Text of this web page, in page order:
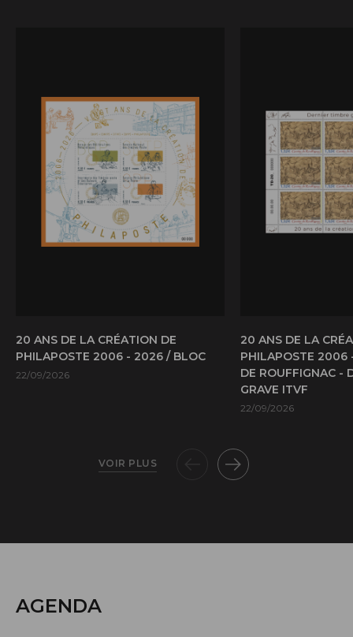
20 ANS DE LA CRÉATION DE
PHILAPOSTE 2006 - 2026 / BLOC
22/09/2026
20 ANS DE LA
PHILAPOSTE 2006
DE ROUFFIGNAC -
GRAVE ITVF
22/09/2026
VOIR PLUS
AGENDA